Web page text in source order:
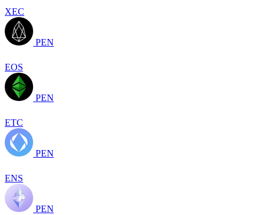
XEC
PEN
EOS
PEN
ETC
PEN
ENS
PEN